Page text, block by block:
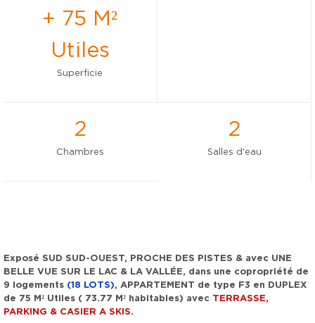
+ 75 M²
Utiles
Superficie
2
Chambres
2
Salles d'eau
Exposé SUD SUD-OUEST, PROCHE DES PISTES & avec UNE
BELLE VUE SUR LE LAC & LA VALLÉE, dans une copropriété de
9 logements (18 LOTS), APPARTEMENT de type F3 en DUPLEX
de 75 M² Utiles ( 73.77 M² habitables) avec TERRASSE,
PARKING & CASIER A SKIS.